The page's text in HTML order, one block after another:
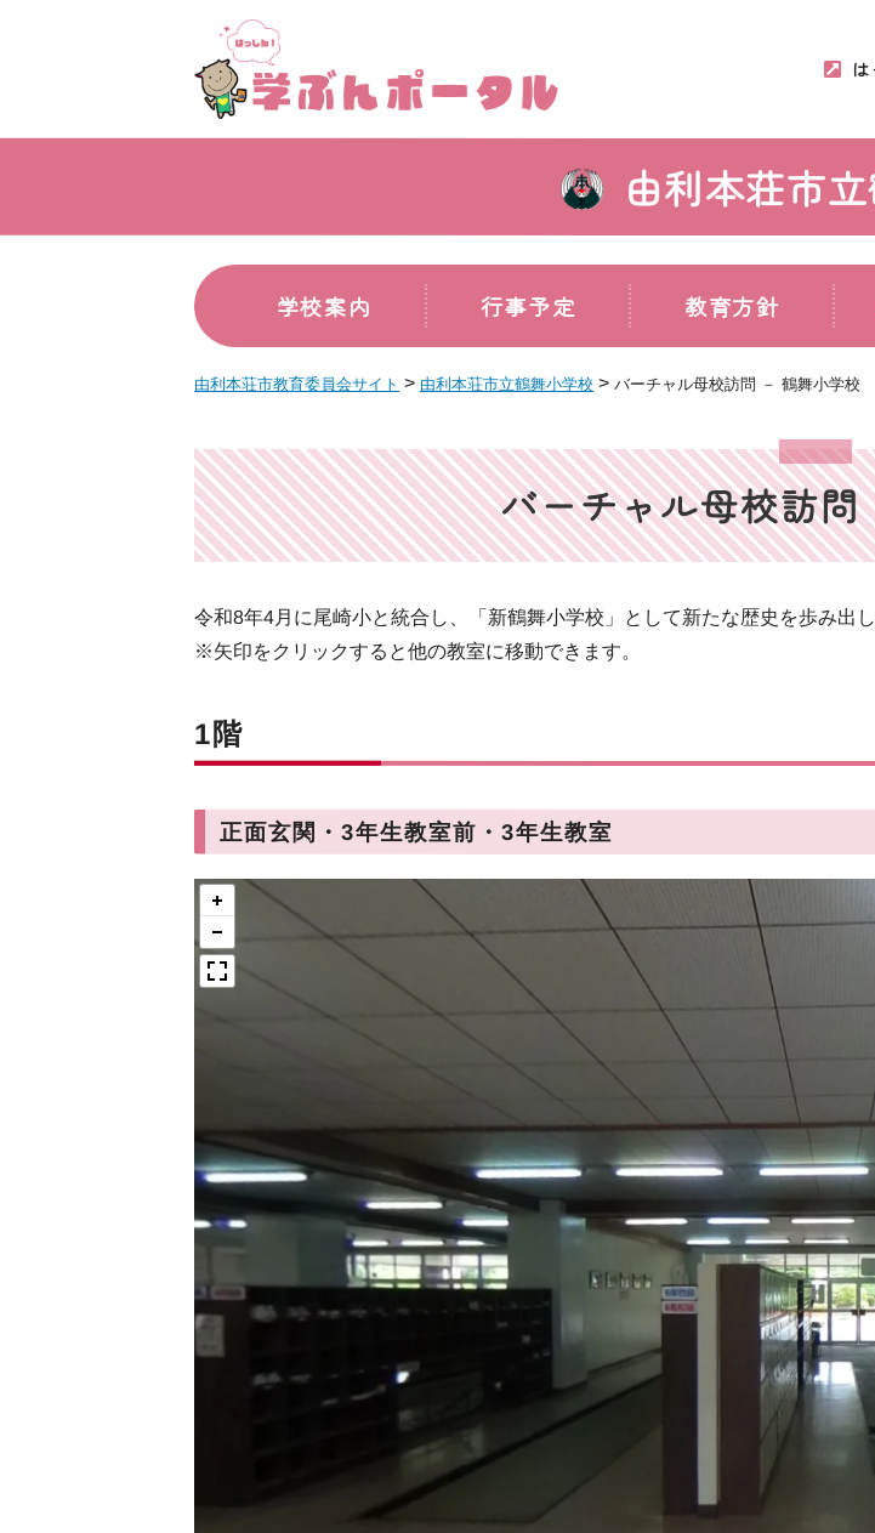
由利本荘市
学校案内 行事予定 教育方針
由利本荘市教育委員会サイト > 由利本荘市立鶴舞小学校 > バーチャル母校訪問 － 鶴舞小学校
バーチャル母校訪
令和8年4月に尾崎小と統合し、「新鶴舞小学校」として新たな歴史を歩み出し
※矢印をクリックすると他の教室に移動できます。
1階
正面玄関・3年生教室前・3年生教室